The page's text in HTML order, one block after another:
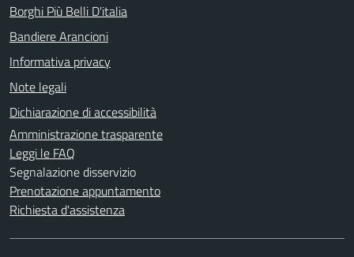
Borghi Più Belli D'italia
Bandiere Arancioni
Informativa privacy
Note legali
Dichiarazione di accessibilità
Amministrazione trasparente
Leggi le FAQ
Segnalazione disservizio
Prenotazione appuntamento
Richiesta d'assistenza